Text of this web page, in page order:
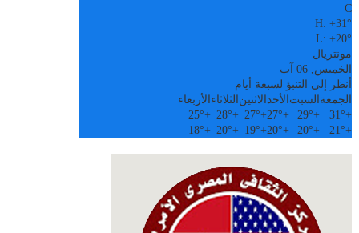
C
H:+31°
L:+20°
مونتريال
الخميس, 06 آب
أنظر إلى التنبؤ لسبعة أيام
الجمعة السبت الأحدالاثنين الثلاثاء الأربعاء
+
31°
+
29°
+
27°
+
27°
+
28°
+
25°
+
21°
+
20°
+
20°
+
19°
+
20°
+
18°